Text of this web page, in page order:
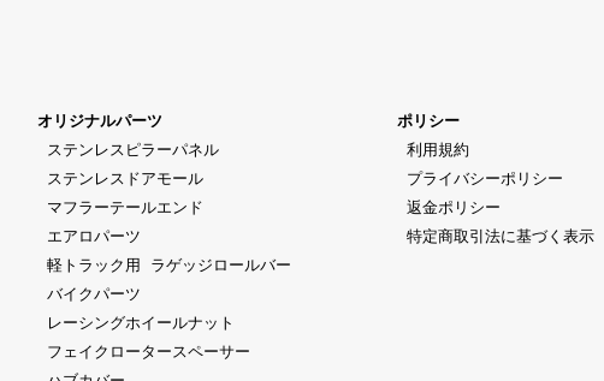
オリジナルパーツ
ステンレスピラーパネル
ステンレスドアモール
マフラーテールエンド
エアロパーツ
軽トラック用 ラゲッジロールバー
バイクパーツ
レーシングホイールナット
フェイクロータースペーサー
ポリシー
利用規約
プライバシーポリシー
返金ポリシー
特定商取引法に基づく表示